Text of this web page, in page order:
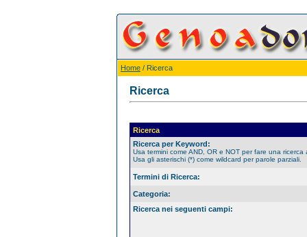
Home / Ricerca
Ricerca
Ricerca
Ricerca per Keyword:
Usa termini come AND, OR e NOT per fare una ricerca
Usa gli asterischi (*) come wildcard per parole parziali.
Termini di Ricerca:
Categoria:
Ricerca nei seguenti campi: